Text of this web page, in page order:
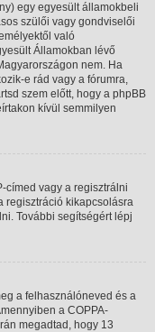
egy egyesült államokbeli
szülői vagy gondviselői
való
Államokban lévő
nem. Ha
e rád vagy a fórumra,
szem előtt, hogy a phpBB
kívül semmilyen
címed vagy a regisztrálni
regisztráció kikapcsolásra
További segítségért lépj
a felhasználóneved és a
a COPPA-
megadtad, hogy 13